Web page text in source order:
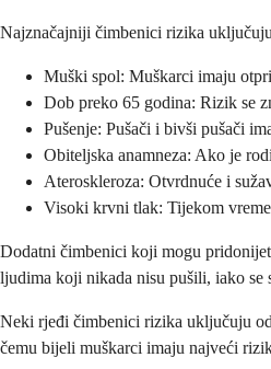
Najznačajniji čimbenici rizika
Muški spol: Muškarci imaju
Dob preko 65 godina: Rizik se
Pušenje: Pušači i bivši pušači
Obiteljska anamneza: Ako je
Ateroskleroza: Otvrdnuće i
Visoki krvni tlak: Tijekom
Dodatni čimbenici koji mogu
ljudima koji nikada nisu pušili, iako se
Neki rjeđi čimbenici rizika uključuju
čemu bijeli muškarci imaju najveći